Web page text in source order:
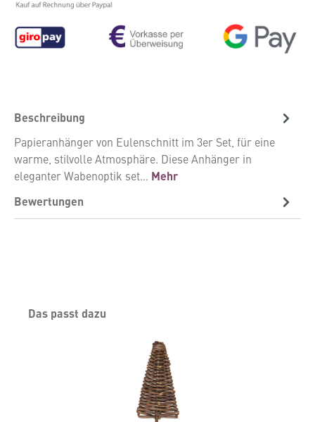
Beschreibung
Papieranhänger von Eulenschnitt im 3er Set, für eine
warme, stilvolle Atmosphäre. Diese Anhänger in
eleganter Wabenoptik set… Mehr
Bewertungen
Produktgalerie überspringen
Das passt dazu